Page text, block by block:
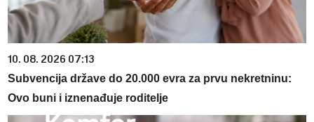
10. 08. 2026 07:13
Subvencija države do 20.000 evra za prvu nekretninu:
Ovo buni i iznenađuje roditelje